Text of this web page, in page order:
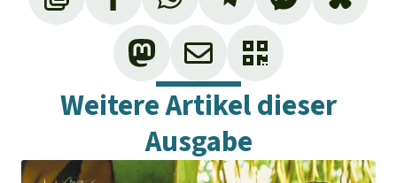
Weitere Artikel dieser
Ausgabe